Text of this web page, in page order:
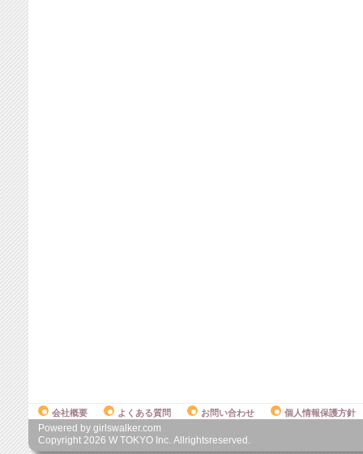
会社概要 よくある質問 お問い合わせ 個人情報保護方針
Powered by girlswalker.com
Copyright 2026 W TOKYO Inc. Allrightsreserved.